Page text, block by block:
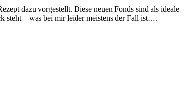
dazu vorgestellt. Diese neuen Fonds sind als ideale
steht – was bei mir leider meistens der Fall ist….